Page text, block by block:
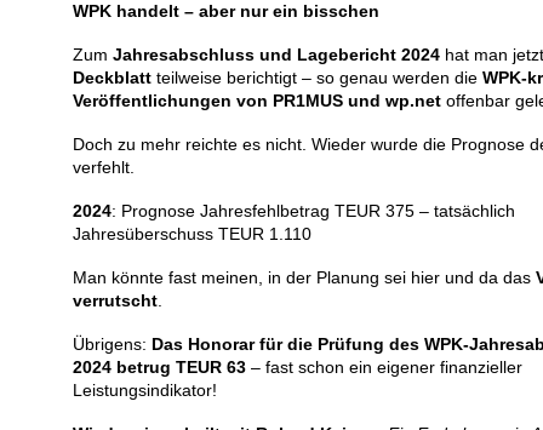
WPK handelt – aber nur ein bisschen
Zum Jahresabschluss und Lagebericht 2024 hat man
Deckblatt teilweise berichtigt – so genau werden die WPK-
Veröffentlichungen von PR1MUS und wp.net offenbar
Doch zu mehr reichte es nicht. Wieder wurde die Prognose
verfehlt.
2024: Prognose Jahresfehlbetrag TEUR 375 – tatsächlich
Jahresüberschuss TEUR 1.110
Man könnte fast meinen, in der Planung sei hier und da das
verrutscht
Übrigens: Das Honorar für die Prüfung des WPK-
2024 betrug TEUR 63 – fast schon ein eigener finanzieller
Leistungsindikator!